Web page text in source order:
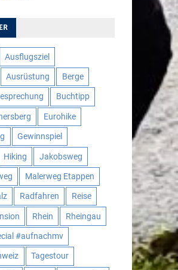
Ausflugsziel
Ausrüstung Berge
Buchtipp
Eurohike
Gewinnspiel
Hiking Jakobsweg
Malerweg Etappen
Radfahren Reise
Rhein Rheingau
#aufnachmv
Tagestour